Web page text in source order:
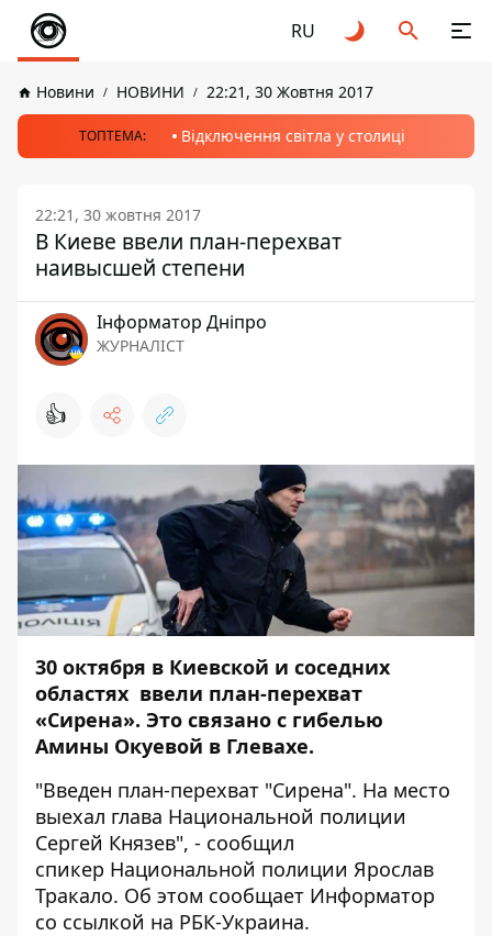
RU
Новини НОВИНИ 22:21, 30 Жовтня 2017
ТОПТЕМА: Відключення світла у столиці
22:21, 30 жовтня 2017
В Киеве ввели план-перехват
наивысшей степени
Інформатор Дніпро
ЖУРНАЛІСТ
👍
30 октября в Киевской и соседних
областях ввели план-перехват
«Сирена». Это связано с гибелью
Амины Окуевой в Глевахе.
"Введен план-перехват "Сирена". На место
выехал глава Национальной полиции
Сергей Князев", - сообщил
спикер Национальной полиции Ярослав
Тракало. Об этом сообщает Информатор
со ссылкой на РБК-Украина.